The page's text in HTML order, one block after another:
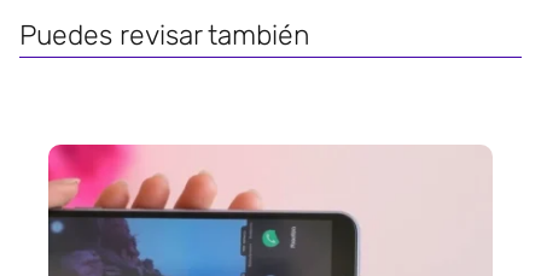
Puedes revisar también